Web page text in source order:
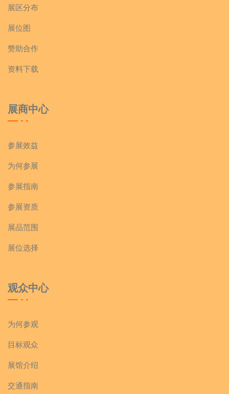
展区分布
展位图
赞助合作
资料下载
展商中心
参展效益
为何参展
参展指南
参展资质
展品范围
展位选择
观众中心
为何参观
目标观众
展馆介绍
交通指南